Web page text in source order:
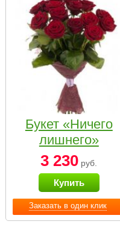
Заказать в один клик
Букет «Ничего
лишнего»
3 230 руб.
Купить